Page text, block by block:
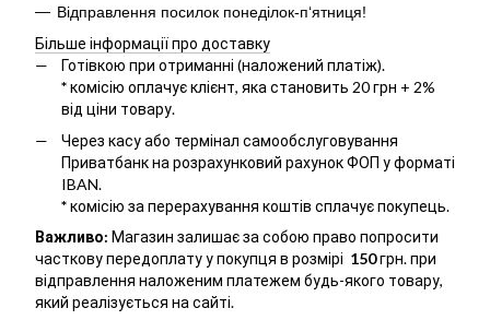
Відправлення посилок понеділок-п‘ятниця!
Більше інформації про доставку
Готівкою при отриманні (наложений платіж).
*комісію оплачує клієнт, яка становить 20 грн + 2%
від ціни товару.
Через касу або термінал самообслуговування
Приватбанк на розрахунковий рахунок ФОП у форматі
IBAN.
*комісію за перерахування коштів сплачує покупець.
Важливо: Магазин залишає за собою право попросити
часткову передоплату у покупця в розмірі 150грн. при
відправлення наложеним платежем будь-якого товару,
який реалізується на сайті.